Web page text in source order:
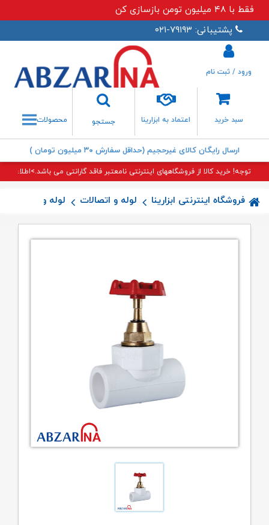
فقط با ۴۸ میلیون تومن بازسازی کن
پشتیبانی: ۷۹۱۹۳-۰۲۱
سبد خرید اعتماد به ابزارینا
جستجو
جستجو
ورود / ثبت نام
محصولات
ارسال رایگان کالای غیرحجیم (حداقل سفارش ۳۰ میلیون تومان )
توجه! خرید کالا از فروشگاههای اینترنتی نامعتبر فاقد گارانتی می باشد.>اطلاعات
فروشگاه اینترنتی ابزارینا لوله و اتصالات لوله و اتصالات